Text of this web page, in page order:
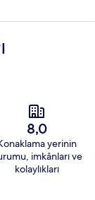
8,0
yerinin
imkânları ve
kolaylıkları